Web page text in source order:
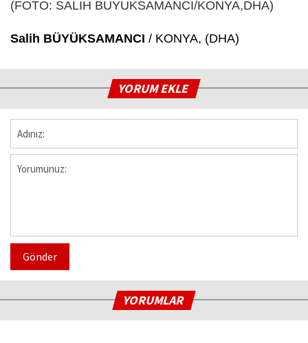
Salih BÜYÜKSAMANCI / KONYA, (DHA)
YORUM EKLE
Gönder
YORUMLAR